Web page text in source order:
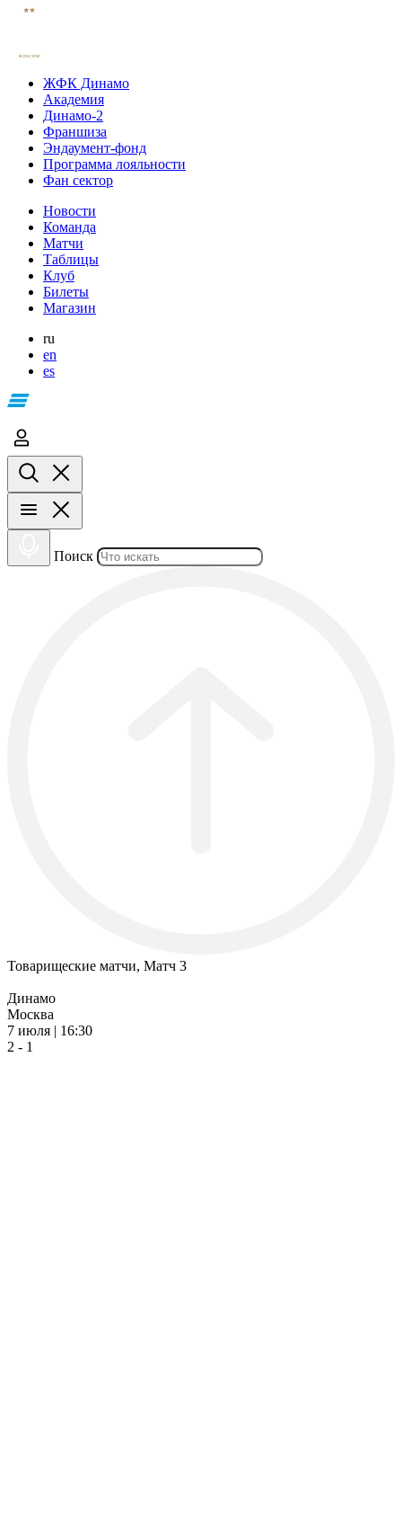
ЖФК Динамо
Академия
Динамо-2
Франшиза
Эндаумент-фонд
Программа лояльности
Фан сектор
Новости
Команда
Матчи
Таблицы
Клуб
Билеты
Магазин
ru
en
es
Поиск
Товарищеские матчи, Матч 3
Динамо
Москва
7 июля | 16:30
2 - 1